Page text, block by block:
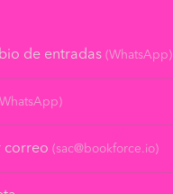
de entradas (WhatsApp)
correo (sac@bookforce.io)